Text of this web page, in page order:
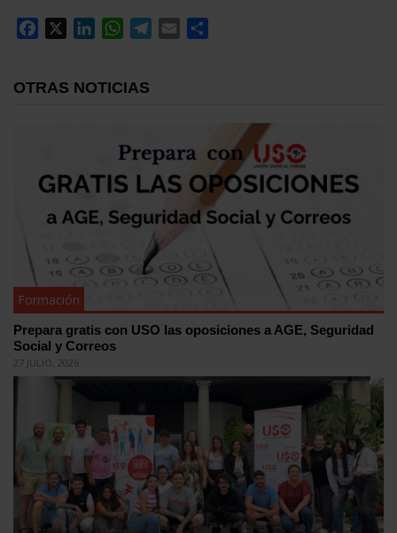
Facebook
LinkedInWhatsApp
Telegram
Email
OTRAS NOTICIAS
Formación
Prepara gratis con USO las oposiciones a AGE, Seguridad
Social y Correos
27 JULIO, 2026